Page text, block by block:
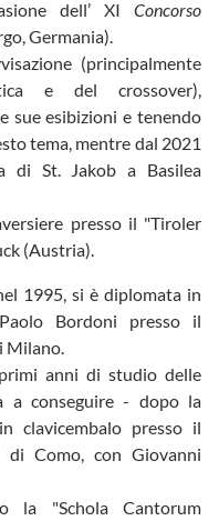
dell’ XIConcorso
Germania).
(principalmente
e del crossover),
sue esibizioni e tenendo
tema, mentre dal 2021
di St. Jakob a Basilea
presso il "Tiroler
(Austria).
1995, si è diplomata in
Bordoni presso il
Milano.
anni di studio delle
a conseguire - dopo la
clavicembalo presso il
di Como, con Giovanni
la "Schola Cantorum